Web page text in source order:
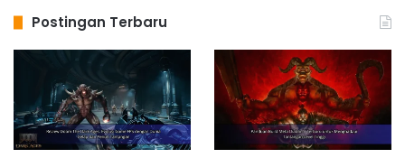
Postingan Terbaru